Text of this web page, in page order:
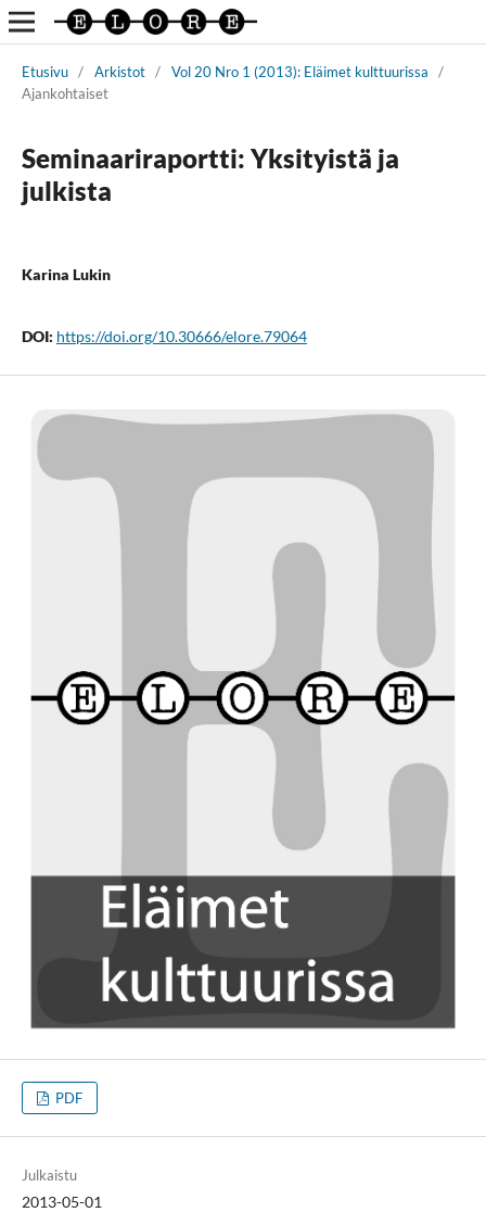
Etusivu / Arkistot / Vol 20 Nro 1 (2013): Eläimet kulttuurissa
/
Ajankohtaiset
Seminaariraportti: Yksityistä ja
julkista
Karina Lukin
DOI: https://doi.org/10.30666/elore.79064
PDF
Julkaistu
2013-05-01